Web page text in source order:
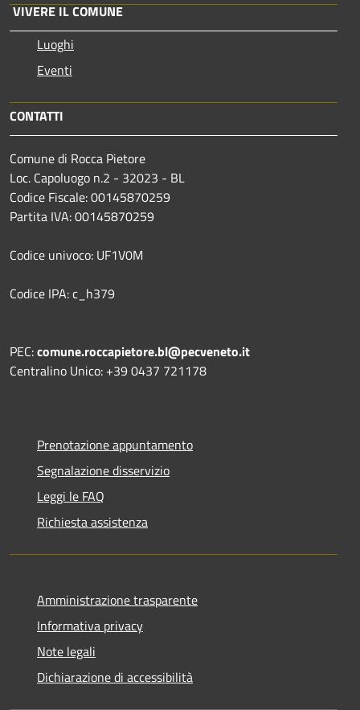
VIVERE IL COMUNE
Luoghi
Eventi
CONTATTI
Comune di Rocca Pietore
Loc. Capoluogo n.2 - 32023 - BL
Codice Fiscale: 00145870259
Partita IVA: 00145870259
Codice univoco: UF1V0M
Codice IPA: c_h379
PEC:comune.roccapietore.bl@pecveneto.it
Centralino Unico: +39 0437 721178
Prenotazione appuntamento
Segnalazione disservizio
Leggi le FAQ
Richiesta assistenza
Amministrazione trasparente
Informativa privacy
Note legali
Dichiarazione di accessibilità